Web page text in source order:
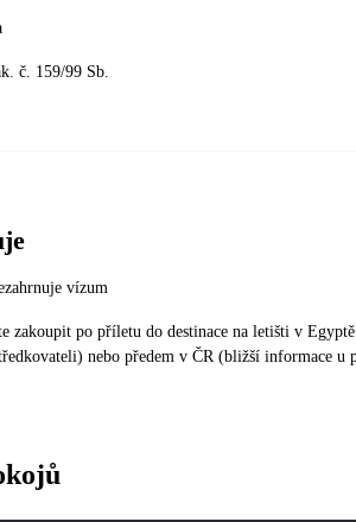
č. 159/99 Sb.
vízum
zakoupit po příletu do destinace na letišti v
nebo předem v ČR (bližší informace u